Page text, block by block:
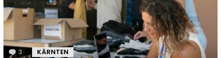
3 Kommentare
KÄRNTEN